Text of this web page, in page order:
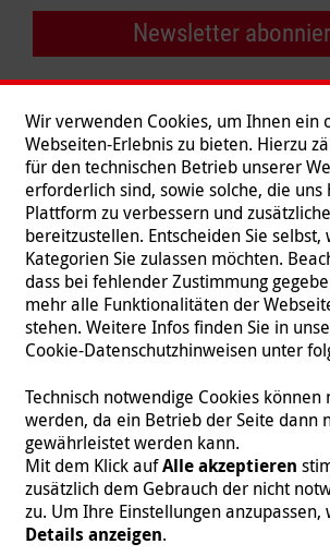
Newsletter
Folgen Sie uns
Impressum | Datenschutz | Kontakt |
© 2026 Malteser International
Wir verwenden Cookies, um Ihnen ein
Webseiten-Erlebnis zu bieten. Hierzu
für den technischen Betrieb unserer
erforderlich sind, sowie solche, die uns
Plattform zu verbessern und
bereitzustellen. Entscheiden Sie selbst,
Kategorien Sie zulassen möchten.
dass bei fehlender Zustimmung
mehr alle Funktionalitäten der
stehen. Weitere Infos finden Sie in
Cookie-Datenschutzhinweisen unter
Technisch notwendige Cookies können
werden, da ein Betrieb der Seite dann
gewährleistet werden kann.
Mit dem Klick aufAlle akzeptieren
zusätzlich dem Gebrauch der nicht
zu. Um Ihre Einstellungen anzupassen,
Details anzeigen.